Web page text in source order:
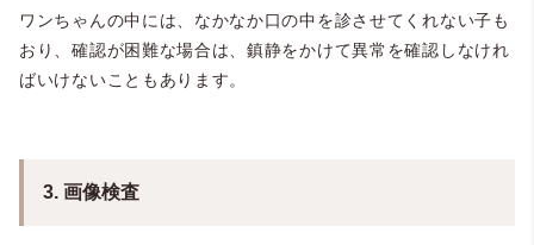
ワンちゃんの中には、なかなか口の中を診させてくれない子も
おり、確認が困難な場合は、鎮静をかけて異常を確認しなけれ
ばいけないこともあります。
3. 画像検査